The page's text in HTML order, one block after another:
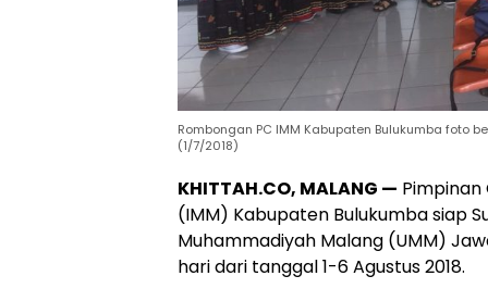
Rombongan PC IMM Kabupaten Bulukumba foto
(1/7/2018)
KHITTAH.CO, MALANG —
(IMM) Kabupaten Bulukumba siap
Muhammadiyah Malang (UMM)
hari dari tanggal 1-6 Agustus 2018.